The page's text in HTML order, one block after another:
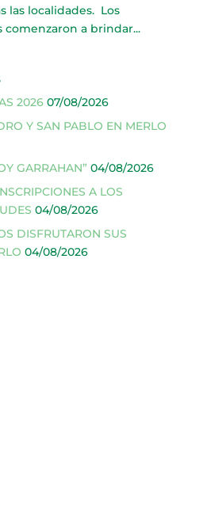
las localidades. Los
a brindar...
2026 07/08/2026
Y SAN PABLO EN MERLO
GARRAHAN” 04/08/2026
A LOS
04/08/2026
DISFRUTARON SUS
04/08/2026